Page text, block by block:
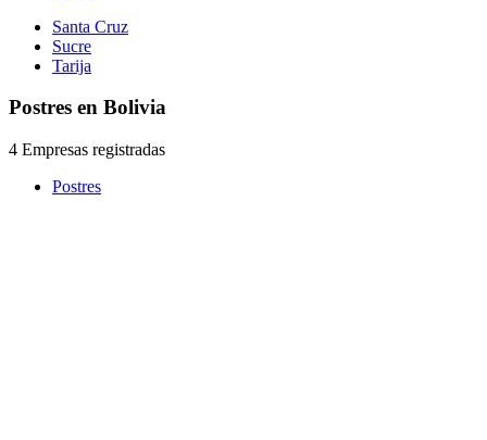
Santa Cruz
Sucre
Tarija
Postres en Bolivia
4 Empresas registradas
Postres